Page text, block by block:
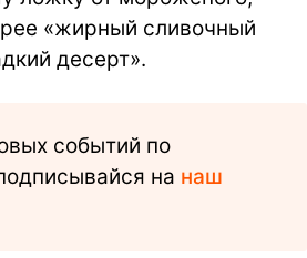
«жирный сливочный
десерт».
событий по
на наш